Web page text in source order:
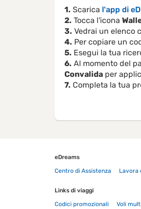
1. Scarica l'app di
2. Tocca l'icona
3. Vedrai un elenco
4. Per copiare un
5. Esegui la tua
6. Al momento del
Convalida per
7. Completa la tua
eDreams
Centro di Assistenza
Lavora
Links di viaggi
Codici promozionali
Voli